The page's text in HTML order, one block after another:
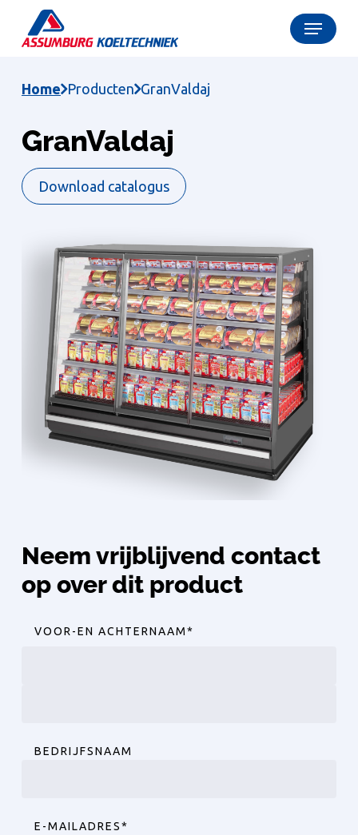
main
Menu
Home Producten GranValdaj
GranValdaj
Download catalogus
Neem vrijblijvend contact
op over dit product
VOOR-EN ACHTERNAAM*
BEDRIJFSNAAM
E-MAILADRES*